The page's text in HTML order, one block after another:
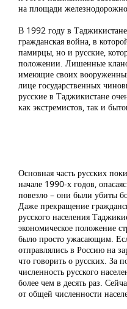
на площади
В 1992 году в Таджикистане
гражданская война, в
памирцы, но и русские,
положении. Лишенные
имеющие своих
лице государственных
русские в Таджикистане
как экстремистов, так и
Основная часть русских
начале 1990-х годов,
повезло – они были убиты
Даже прекращение
русского населения
экономическое положение
было просто ужасающим.
отправлялись в Россию на
что говорить о русских. За
численность русского
более чем в десять раз.
от общей численности